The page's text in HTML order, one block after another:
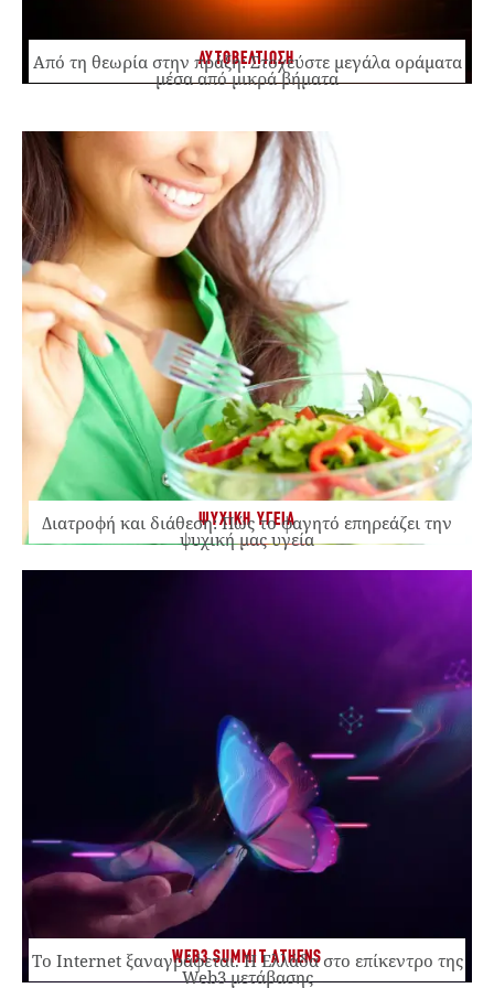
ΑΥΤΟΒΕΛΤΙΩΣΗ
Από τη θεωρία στην πράξη: Στοχεύστε μεγάλα οράματα
μέσα από μικρά βήματα
ΨΥΧΙΚΗ ΥΓΕΙΑ
Διατροφή και διάθεση: Πώς το φαγητό επηρεάζει την
ψυχική μας υγεία
WEB3 SUMMIT ATHENS
Το Internet ξαναγράφεται. Η Ελλάδα στο επίκεντρο της
Web3 μετάβασης